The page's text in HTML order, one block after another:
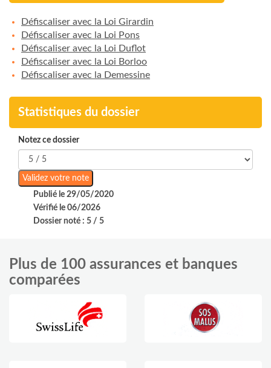
Défiscaliser avec la Loi Girardin
Défiscaliser avec la Loi Pons
Défiscaliser avec la Loi Duflot
Défiscaliser avec la Loi Borloo
Défiscaliser avec la Demessine
Statistiques du dossier
Notez ce dossier
Publié le 29/05/2020
Vérifié le 06/2026
Dossier noté : 5 / 5
Plus de 100 assurances et banques
comparées